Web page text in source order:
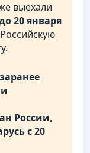
выехали
20 января
России,
с 20